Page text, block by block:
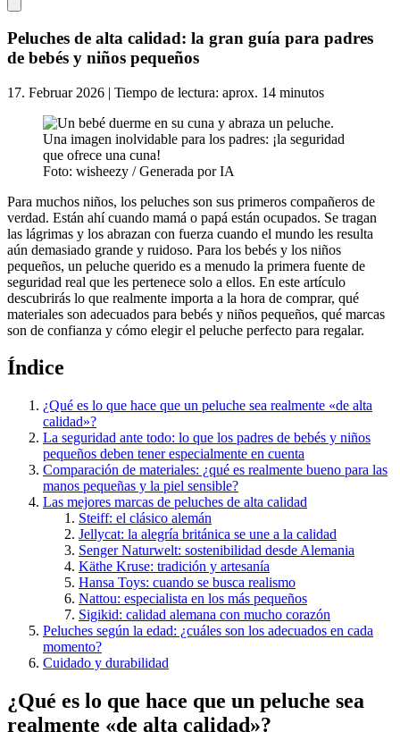
Peluches de alta calidad: la gran guía para padres
de bebés y niños pequeños
17. Februar 2026 | Tiempo de lectura: aprox. 14 minutos
Una imagen inolvidable para los padres: ¡la seguridad
que ofrece una cuna!
Foto: wisheezy / Generada por IA
Para muchos niños, los peluches son sus primeros compañeros de
verdad. Están ahí cuando mamá o papá están ocupados. Se tragan
las lágrimas y los abrazan con fuerza cuando el mundo les resulta
aún demasiado grande y ruidoso. Para los bebés y los niños
pequeños, un peluche querido es a menudo la primera fuente de
seguridad real que les pertenece solo a ellos. En este artículo
descubrirás lo que realmente importa a la hora de comprar, qué
materiales son adecuados para bebés y niños pequeños, qué marcas
son de confianza y cómo elegir el peluche perfecto para regalar.
Índice
¿Qué es lo que hace que un peluche sea realmente «de alta
calidad»?
La seguridad ante todo: lo que los padres de bebés y niños
pequeños deben tener especialmente en cuenta
Comparación de materiales: ¿qué es realmente bueno para las
manos pequeñas y la piel sensible?
Las mejores marcas de peluches de alta calidad
Steiff: el clásico alemán
Jellycat: la alegría británica se une a la calidad
Senger Naturwelt: sostenibilidad desde Alemania
Käthe Kruse: tradición y artesanía
Hansa Toys: cuando se busca realismo
Nattou: especialista en los más pequeños
Sigikid: calidad alemana con mucho corazón
Peluches según la edad: ¿cuáles son los adecuados en cada
momento?
Cuidado y durabilidad
¿Qué es lo que hace que un peluche sea
realmente «de alta calidad»?